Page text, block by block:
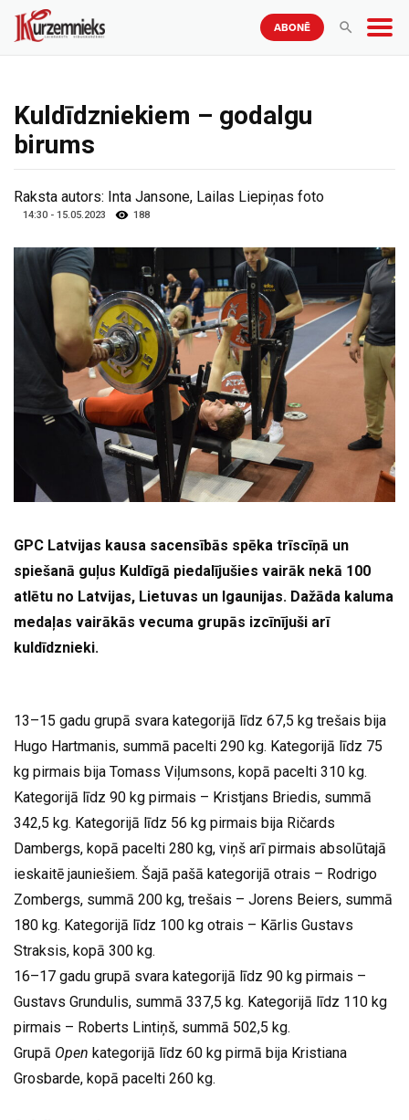
ABONĒ
Kuldīdzniekiem – godalgu
birums
Raksta autors: Inta Jansone, Lailas Liepiņas foto
14:30 - 15.05.2023 188
GPC Latvijas kausa sacensībās spēka trīscīņā un
spiešanā guļus Kuldīgā piedalījušies vairāk nekā 100
atlētu no Latvijas, Lietuvas un Igaunijas. Dažāda kaluma
medaļas vairākās vecuma grupās izcīnījuši arī
kuldīdznieki.
13–15 gadu grupā svara kategorijā līdz 67,5 kg trešais bija
Hugo Hartmanis, summā pacelti 290 kg. Kategorijā līdz 75
kg pirmais bija Tomass Viļumsons, kopā pacelti 310 kg.
Kategorijā līdz 90 kg pirmais – Kristjans Briedis, summā
342,5 kg. Kategorijā līdz 56 kg pirmais bija Ričards
Dambergs, kopā pacelti 280 kg, viņš arī pirmais absolūtajā
ieskaitē jauniešiem. Šajā pašā kategorijā otrais – Rodrigo
Zombergs, summā 200 kg, trešais – Jorens Beiers, summā
180 kg. Kategorijā līdz 100 kg otrais – Kārlis Gustavs
Straksis, kopā 300 kg.
16–17 gadu grupā svara kategorijā līdz 90 kg pirmais –
Gustavs Grundulis, summā 337,5 kg. Kategorijā līdz 110 kg
pirmais – Roberts Lintiņš, summā 502,5 kg.
Grupā Open kategorijā līdz 60 kg pirmā bija Kristiana
Grosbarde, kopā pacelti 260 kg.